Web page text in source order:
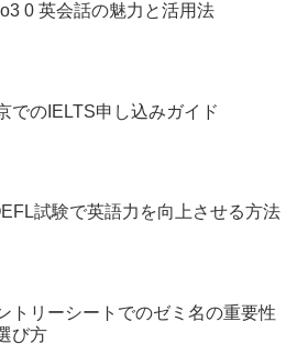
0 英会話の魅力と活用法
でのIELTS申し込みガイド
試験で英語力を向上させる方法
トリーシートでのゼミ名の重要性
び方